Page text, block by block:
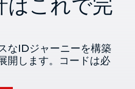
はこれで完
なIDジャーニーを構築
開します。コードは必